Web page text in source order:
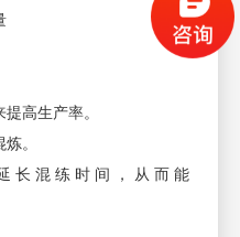
高生产率。
。
长 混 练 时 间 ， 从 而 能